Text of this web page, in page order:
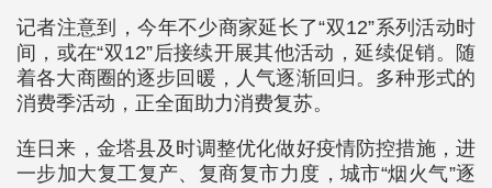
记者注意到，今年不少商家延长了“双12”系列活动时
间，或在“双12”后接续开展其他活动，延续促销。随
着各大商圈的逐步回暖，人气逐渐回归。多种形式的
消费季活动，正全面助力消费复苏。
连日来，金塔县及时调整优化做好疫情防控措施，进
一步加大复工复产、复商复市力度，城市“烟火气”逐